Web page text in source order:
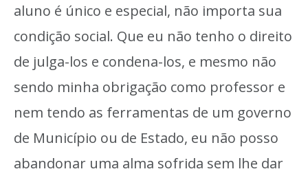
aluno é único e especial, não importa sua
condição social. Que eu não tenho o direito
de julga-los e condena-los, e mesmo não
sendo minha obrigação como professor e
nem tendo as ferramentas de um governo
de Município ou de Estado, eu não posso
abandonar uma alma sofrida sem lhe dar